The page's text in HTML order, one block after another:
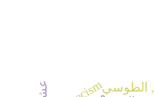
الطوسي